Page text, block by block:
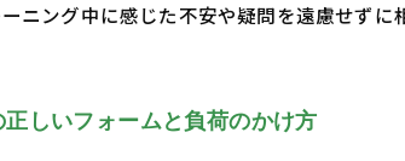
ニング中に感じた不安や疑問を遠慮せずに
しいフォームと負荷のかけ方